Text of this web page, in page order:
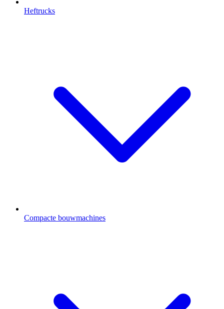
Heftrucks
Compacte bouwmachines